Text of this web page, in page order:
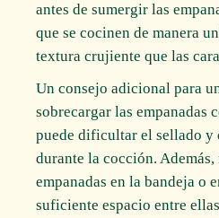
antes de sumergir las
que se cocinen de manera
textura crujiente que las
Un consejo adicional para
sobrecargar las empanadas
puede dificultar el sellado y
durante la cocción.
empanadas en la bandeja o
suficiente espacio entre